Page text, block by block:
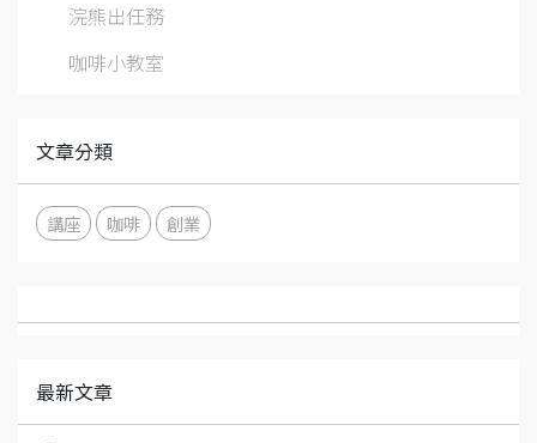
浣熊出任務
咖啡小教室
文章分類
講座 咖啡 創業
最新文章